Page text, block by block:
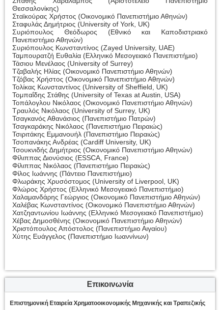
Θεσσαλονίκης)
Σταϊκούρας Χρήστος (Οικονομικό Πανεπιστήμιο Αθηνών)
Σταφυλάς Δημήτριος (University of York, UK)
Συριόπουλος Θεόδωρος (Εθνικό και Καποδιστριακό
Πανεπιστήμιο Αθηνών)
Συριόπουλος Κωνσταντίνος (Zayed University, UAE)
Ταμπουρατζή Ευθαλία (Ελληνικό Μεσογειακό Πανεπιστήμιο)
Τάσιου Μενέλαος (University of Surrey)
Τζαβαλής Ηλίας (Οικονομικό Πανεπιστήμιο Αθηνών)
Τζόβας Χρήστος (Οικονομικό Πανεπιστήμιο Αθηνών)
Τολίκας Κωνσταντίνος (University of Sheffield, UK)
Τομπαΐδης Στάθης (University of Texas at Austin, USA)
Τοπάλογλου Νικόλαος (Οικονομικό Πανεπιστήμιο Αθηνών)
Τραυλός Νικόλαος (University of Surrey, UK)
Τσαγκανός Αθανάσιος (Πανεπιστήμιο Πατρών)
Τσαγκαράκης Νικόλαος (Πανεπιστήμιο Πειραιώς)
Τσιριτάκης Εμμανουήλ (Πανεπιστήμιο Πειραιώς)
Τσοπανάκης Ανδρέας (Cardiff University, UK)
Τσουκνιδής Δημήτριος (Οικονομικό Πανεπιστήμιο Αθηνών)
Φίλιππας Διονύσιος (ESSCA, France)
Φίλιππας Νικόλαος (Πανεπιστήμιο Πειραιώς)
Φίλος Ιωάννης (Πάντειο Πανεπιστήμιο)
Φλωράκης Χρυσόστομος (University of Liverpool, UK)
Φλώρος Χρήστος (Ελληνικό Μεσογειακό Πανεπιστήμιο)
Χαλαμανδάρης Γεώργιος (Οικονομικό Πανεπιστήμιο Αθηνών)
Χαλέβας Κωνσταντίνος (Οικονομικό Πανεπιστήμιο Αθηνών)
Χατζηαντωνίου Ιωάννης (Ελληνικό Μεσογειακό Πανεπιστήμιο)
Χέβας Δημοσθένης (Οικονομικό Πανεπιστήμιο Αθηνών)
Χριστόπουλος Απόστολος (Πανεπιστήμιο Αιγαίου)
Χύτης Ευάγγελος (Πανεπιστήμιο Ιωαννίνων)
Επικοινωνία
Επιστημονική Εταιρεία Χρηματοοικονομικής Μηχανικής και Τραπεζικής